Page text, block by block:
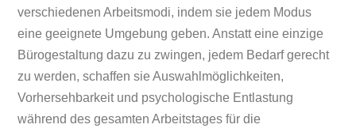
verschiedenen Arbeitsmodi, indem sie jedem Modus
eine geeignete Umgebung geben. Anstatt eine einzige
Bürogestaltung dazu zu zwingen, jedem Bedarf gerecht
zu werden, schaffen sie Auswahlmöglichkeiten,
Vorhersehbarkeit und psychologische Entlastung
während des gesamten Arbeitstages für die